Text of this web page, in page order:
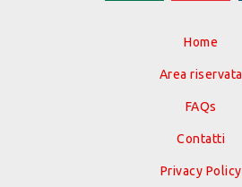
Home
Area riservata
FAQs
Contatti
Privacy Policy